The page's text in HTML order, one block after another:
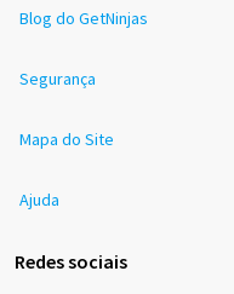
Blog do GetNinjas
Segurança
Mapa do Site
Ajuda
Redes sociais